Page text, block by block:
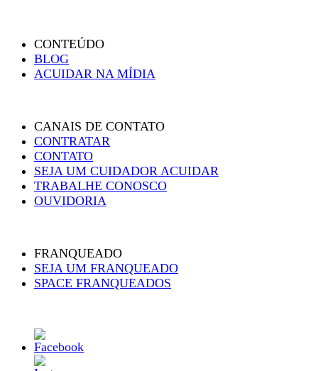
CONTEÚDO
BLOG
ACUIDAR NA MÍDIA
CANAIS DE CONTATO
CONTRATAR
CONTATO
SEJA UM CUIDADOR ACUIDAR
TRABALHE CONOSCO
OUVIDORIA
FRANQUEADO
SEJA UM FRANQUEADO
SPACE FRANQUEADOS